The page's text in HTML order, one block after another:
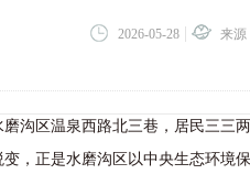
2026-05-28 来源
区温泉西路北三巷，居民三三两
，正是水磨沟区以中央生态环境